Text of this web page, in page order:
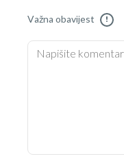
Važna obavijest !